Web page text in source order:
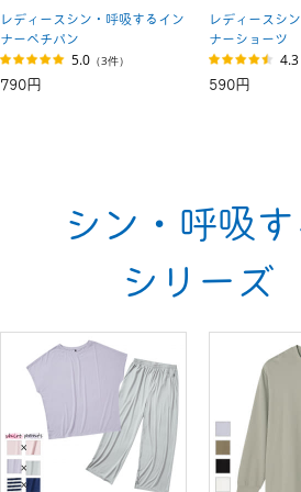
レディースシン・呼吸するイン
ナーぺチパン
5.0 （3件）
790円
レディースシ
ナーショーツ
4.3
590円
シン・呼吸
シリーズ